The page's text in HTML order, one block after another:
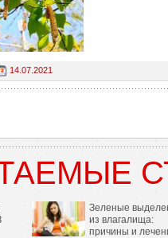
14.07.2021
Зеленые
из влагалища:
причины и